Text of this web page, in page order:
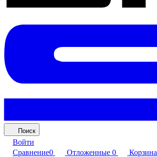
Поиск
Войти
Сравнение0 Отложенные 0 Корзина